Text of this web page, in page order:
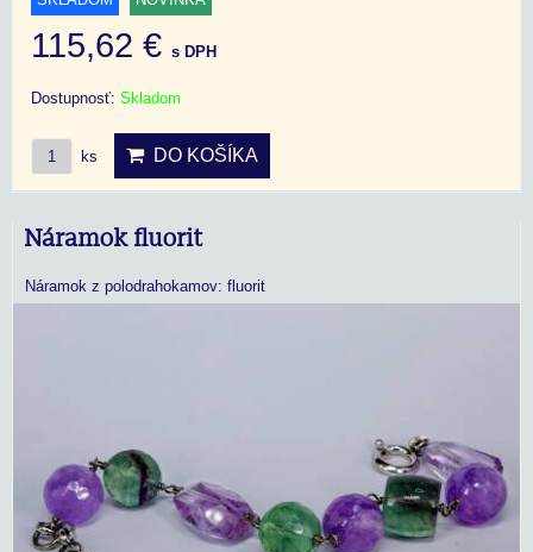
115,62 € s DPH
Dostupnosť: Skladom
ks DO KOŠÍKA
Náramok fluorit
Náramok z polodrahokamov: fluorit